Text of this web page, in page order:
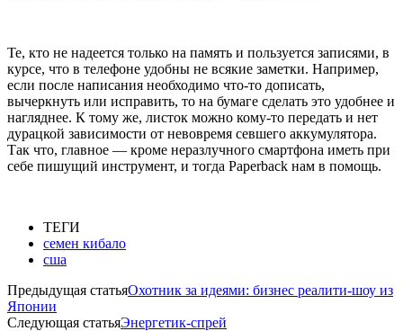
Те, кто не надеется только на память и пользуется записями, в
курсе, что в телефоне удобны не всякие заметки. Например,
если после написания необходимо что-то дописать,
вычеркнуть или исправить, то на бумаге сделать это удобнее и
нагляднее. К тому же, листок можно кому-то передать и нет
дурацкой зависимости от невовремя севшего аккумулятора.
Так что, главное — кроме неразлучного смартфона иметь при
себе пишущий инструмент, и тогда Paperback нам в помощь.
ТЕГИ
семен кибало
сша
Предыдущая статьяОхотник за идеями: бизнес реалити-шоу из
Японии
Следующая статьяЭнергетик-спрей